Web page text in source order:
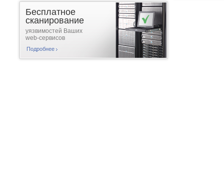
Бесплатное
сканирование
уязвимостей Ваших
web-сервисов
Подробнее